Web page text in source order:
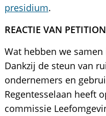
presidium.
REACTIE VAN
Wat hebben we
Dankzij de steun van
ondernemers en
Regentesselaan heeft
commissie